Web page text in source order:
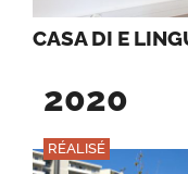
CASA DI E
2020
RÉALISÉ